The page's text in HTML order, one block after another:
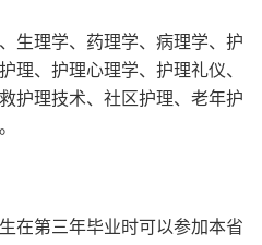
生理学、药理学、病理学、护
理、护理心理学、护理礼仪、
护理技术、社区护理、老年护
在第三年毕业时可以参加本省